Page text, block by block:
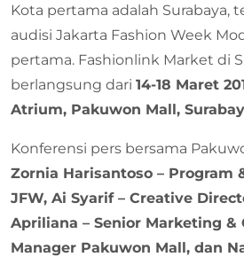
Kota pertama adalah Surabaya,
audisi Jakarta Fashion Week
pertama. Fashionlink Market di
berlangsung dari 14-18 Maret
Atrium, Pakuwon Mall,
Konferensi pers bersama
Zornia Harisantoso – Program
JFW, Ai Syarif – Creative
Apriliana – Senior Marketing &
Manager Pakuwon Mall, dan